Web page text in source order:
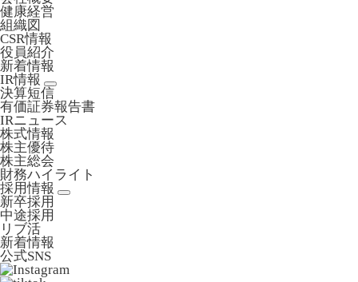
健康経営
組織図
CSR情報
役員紹介
新着情報
IR情報
決算短信
有価証券報告書
IRニュース
株式情報
株主優待
株主総会
財務ハイライト
採用情報
新卒採用
中途採用
リブ活
新着情報
公式SNS